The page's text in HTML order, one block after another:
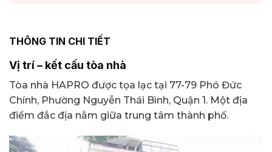
THÔNG TIN CHI TIẾT
Vị trí – kết cấu tòa nhà
Tòa nhà HAPRO được tọa lạc tại 77-79 Phó Đức
Chính, Phường Nguyễn Thái Bình, Quận 1. Một địa
điểm đắc địa nằm giữa trung tâm thành phố.